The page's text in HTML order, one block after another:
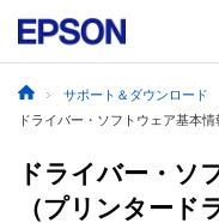
サポート＆ダウンロード
ドライバー・ソフトウェア基本
ドライバー・ソ
（プリンタード